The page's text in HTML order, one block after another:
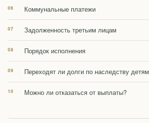
Коммунальные платежи
Задолженность третьим лицам
Порядок исполнения
Переходят ли долги по наследству
Можно ли отказаться от выплаты?